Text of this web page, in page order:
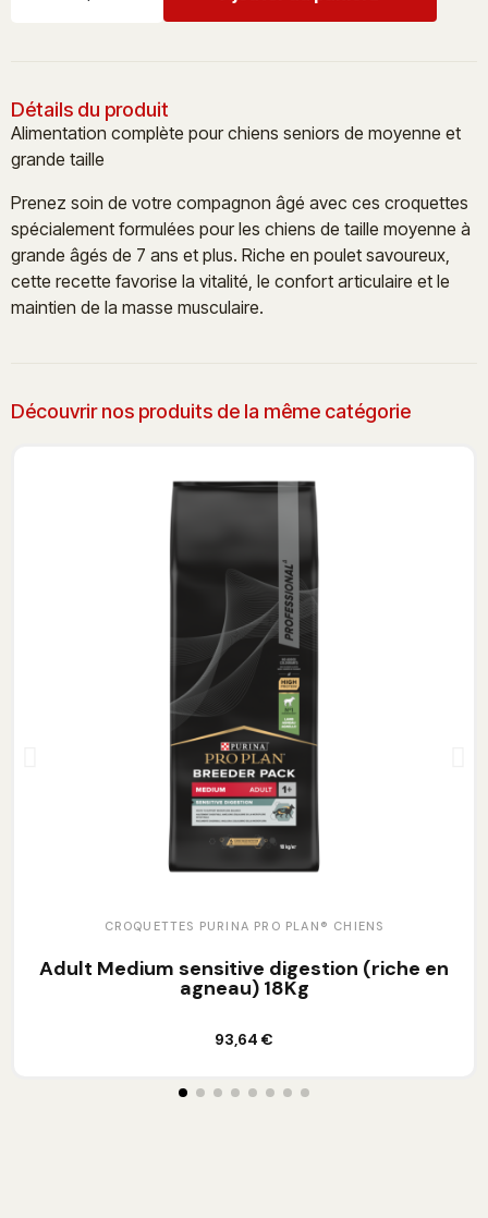
Détails du produit
Alimentation complète pour chiens seniors de moyenne et
grande taille
Prenez soin de votre compagnon âgé avec ces croquettes
spécialement formulées pour les chiens de taille moyenne à
grande âgés de 7 ans et plus. Riche en poulet savoureux,
cette recette favorise la vitalité, le confort articulaire et le
maintien de la masse musculaire.
Découvrir nos produits de la même catégorie
CROQUETTES PURINA PRO PLAN® CHIENS
Adult Medium sensitive digestion (riche en
agneau) 18Kg
93,64 €
Ajouter au panier